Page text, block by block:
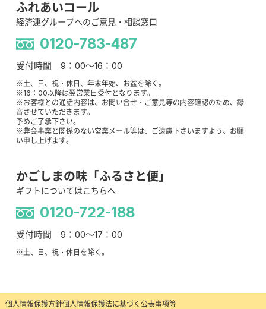
ふれあいコール
経済連グループへのご意見・相談窓口
0120-783-487
受付時間 9：00～16：00
※土、日、祝・休日、年末年始、お盆を除く。
※16：00以降は翌営業日受付となります。
※お客様との通話内容は、お問い合せ・ご意見等の内容確認のため、録
音させていただきます。
予めご了承下さい。
※弊会事業と関係のない営業メール等は、ご遠慮下さいますよう、お願
い申し上げます。
かごしまの味「ふるさと便」
ギフトについてはこちらへ
0120-722-188
受付時間 9：00～17：00
※土、日、祝・休日を除く。
個人情報保護方針個人情報保護法に基づく公表事項等